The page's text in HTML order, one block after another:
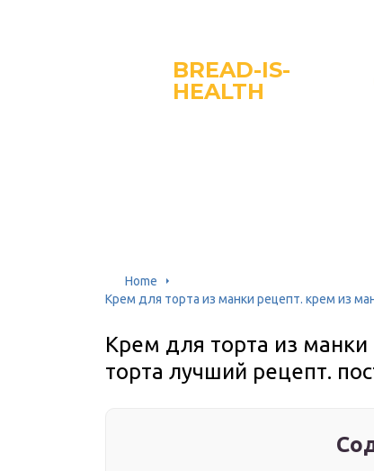
BREAD-IS-
HEALTH
Home
Крем для торта из манки рецепт. крем из
Крем для торта из
торта лучший рецепт.